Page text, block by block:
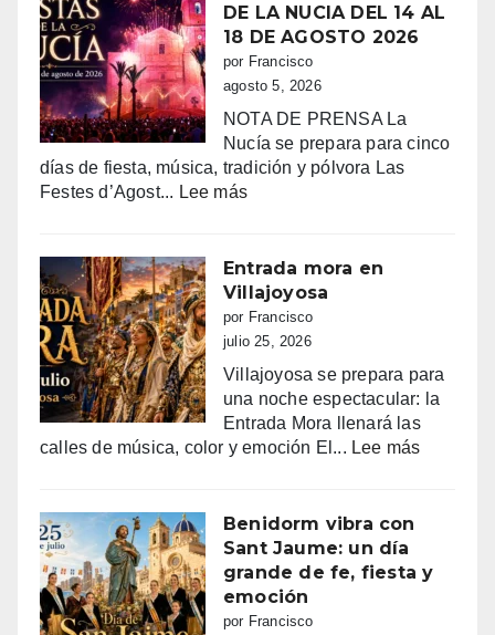
DE LA NUCIA DEL 14 AL
18 DE AGOSTO 2026
por Francisco
agosto 5, 2026
NOTA DE PRENSA La
Nucía se prepara para cinco
días de fiesta, música, tradición y pólvora Las
Festes d’Agost... Lee más:
DE
LA
NUCIA
DEL
AL
18
DE
AGOSTO
Entrada mora en
Villajoyosa
por Francisco
julio 25, 2026
Villajoyosa se prepara para
una noche espectacular: la
Entrada Mora llenará las
calles de música, color y emoción El... Lee más:
Benidorm vibra con
Sant Jaume: un día
grande de fe, fiesta y
emoción
por Francisco